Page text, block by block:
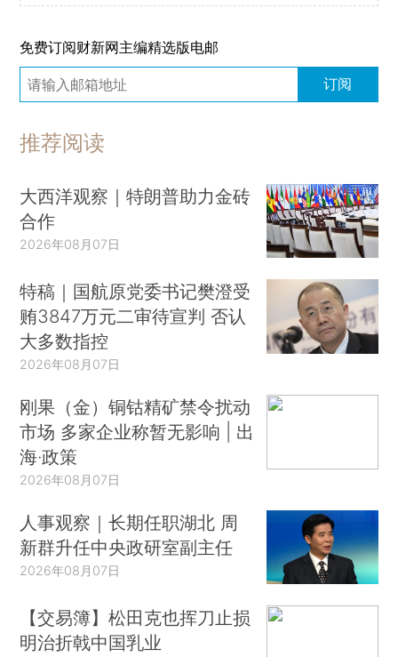
免费订阅财新网主编精选版电邮
订阅
推荐阅读
大西洋观察｜特朗普助力金砖
合作
2026年08月07日
特稿｜国航原党委书记樊澄受
贿3847万元二审待宣判 否认
大多数指控
2026年08月07日
刚果（金）铜钴精矿禁令扰动
市场 多家企业称暂无影响 | 出
海·政策
2026年08月07日
人事观察｜长期任职湖北 周
新群升任中央政研室副主任
2026年08月07日
【交易簿】松田克也挥刀止损
明治折戟中国乳业